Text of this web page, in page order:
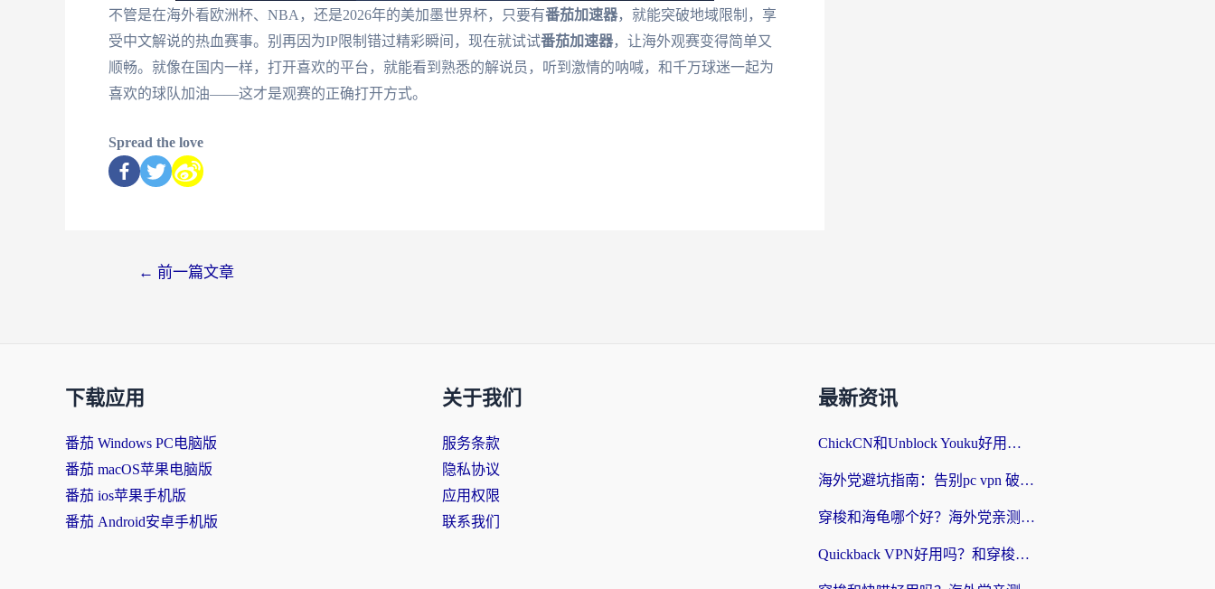
不管是在海外看欧洲杯、NBA，还是2026年的美加墨世界杯，只要有番茄加速器，就能突破地域限制，享
受中文解说的热血赛事。别再因为IP限制错过精彩瞬间，现在就试试番茄加速器，让海外观赛变得简单又
顺畅。就像在国内一样，打开喜欢的平台，就能看到熟悉的解说员，听到激情的呐喊，和千万球迷一起为
喜欢的球队加油——这才是观赛的正确打开方式。
Spread the love
← 前一篇文章
下载应用
番茄 Windows PC电脑版
番茄 macOS苹果电脑版
番茄 ios苹果手机版
番茄 Android安卓手机版
关于我们
服务条款
隐私协议
应用权限
联系我们
最新资讯
ChickCN和Unblock Youku好用吗？海外党亲测3款回国加速器，附iOS免费选择指南
海外党避坑指南：告别pc vpn 破解，选对回国加速器轻松访问国内资源
穿梭和海龟哪个好？海外党亲测回国加速器，附电脑免费VPN推荐
Quickback VPN好用吗？和穿梭VPN对比哪个回国效果更好？海外党必看的真实测评与选择指南